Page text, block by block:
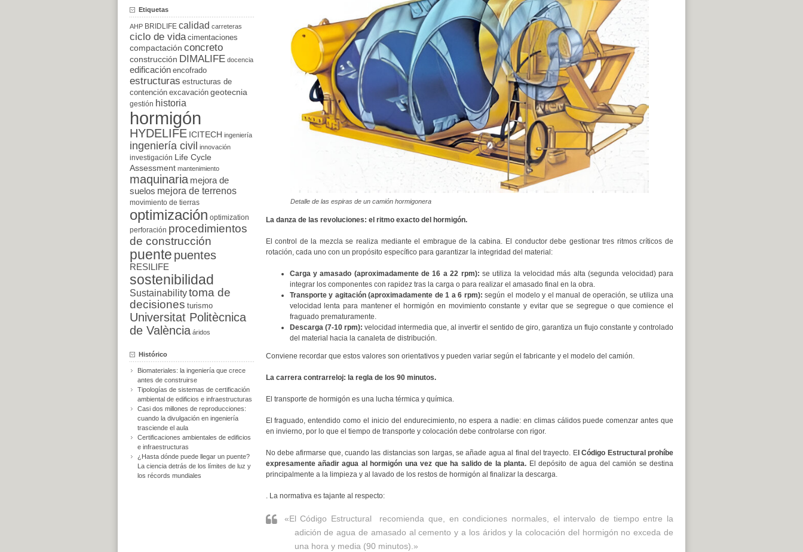
Detalle de las espiras de un camión hormigonera
La danza de las revoluciones: el ritmo exacto del hormigón.
El control de la mezcla se realiza mediante el embrague de la cabina. El conductor debe gestionar tres ritmos críticos de
rotación, cada uno con un propósito específico para garantizar la integridad del material:
Carga y amasado (aproximadamente de 16 a 22 rpm): se utiliza la velocidad más alta (segunda velocidad) para
integrar los componentes con rapidez tras la carga o para realizar el amasado final en la obra.
Transporte y agitación (aproximadamente de 1 a 6 rpm): según el modelo y el manual de operación, se utiliza una
velocidad lenta para mantener el hormigón en movimiento constante y evitar que se segregue o que comience el
fraguado prematuramente.
Descarga (7-10 rpm): velocidad intermedia que, al invertir el sentido de giro, garantiza un flujo constante y controlado
del material hacia la canaleta de distribución.
Conviene recordar que estos valores son orientativos y pueden variar según el fabricante y el modelo del camión.
La carrera contrarreloj: la regla de los 90 minutos.
El transporte de hormigón es una lucha térmica y química.
El fraguado, entendido como el inicio del endurecimiento, no espera a nadie: en climas cálidos puede comenzar antes que
en invierno, por lo que el tiempo de transporte y colocación debe controlarse con rigor.
No debe afirmarse que, cuando las distancias son largas, se añade agua al final del trayecto. El Código Estructural prohíbe
expresamente añadir agua al hormigón una vez que ha salido de la planta. El depósito de agua del camión se destina
principalmente a la limpieza y al lavado de los restos de hormigón al finalizar la descarga.
. La normativa es tajante al respecto:
«El Código Estructural recomienda que, en condiciones normales, el intervalo de tiempo entre la
adición de agua de amasado al cemento y a los áridos y la colocación del hormigón no exceda de
una hora y media (90 minutos).»
Etiquetas
AHP BRIDLIFE calidad carreteras
ciclo de vida cimentaciones
compactación concreto
construcción DIMALIFE docencia
edificación encofrado
estructuras estructuras de
contención excavación geotecnia
gestión historia
hormigón
HYDELIFE ICITECH ingeniería
ingeniería civil innovación
investigación
Life Cycle
Assessment mantenimiento
maquinaria mejora de
suelos mejora de terrenos
movimiento de tierras
optimización optimization
perforación procedimientos
de construcción
puente puentes
RESILIFE
sostenibilidad
Sustainabilitytoma de
decisiones turismo
Universitat Politècnica
de València áridos
Histórico
Biomateriales: la ingeniería que crece
antes de construirse
Tipologías de sistemas de certificación
ambiental de edificios e infraestructuras
Casi dos millones de reproducciones:
cuando la divulgación en ingeniería
trasciende el aula
Certificaciones ambientales de edificios
e infraestructuras
¿Hasta dónde puede llegar un puente?
La ciencia detrás de los límites de luz y
los récords mundiales